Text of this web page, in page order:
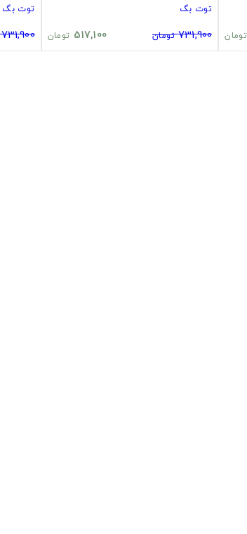
تومان
توت بگ
731,900 تومان 517,100 تومان
توت بگ
731,900